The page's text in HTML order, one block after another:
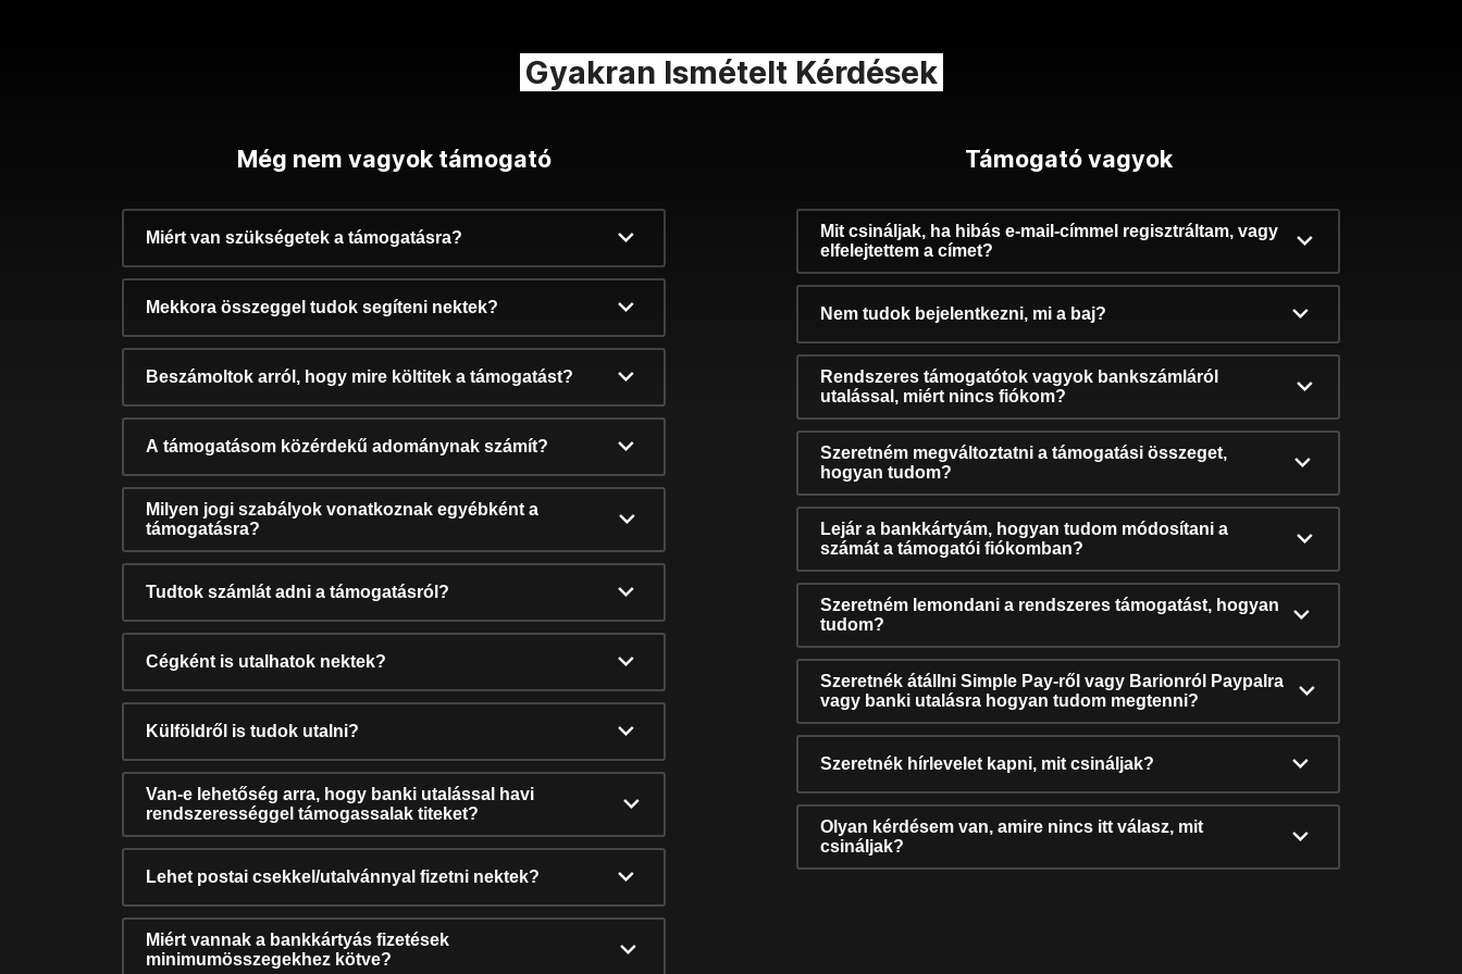
Gyakran Ismételt Kérdések
Még nem vagyok támogató
Miért van szükségetek a támogatásra?
Mekkora összeggel tudok segíteni nektek?
Beszámoltok arról, hogy mire költitek a támogatást?
A támogatásom közérdekű adománynak számít?
Milyen jogi szabályok vonatkoznak egyébként a
támogatásra?
Tudtok számlát adni a támogatásról?
Cégként is utalhatok nektek?
Külföldről is tudok utalni?
Van-e lehetőség arra, hogy banki utalással havi
rendszerességgel támogassalak titeket?
Lehet postai csekkel/utalvánnyal fizetni nektek?
Miért vannak a bankkártyás fizetések
minimumösszegekhez kötve?
Támogató vagyok
Mit csináljak, ha hibás e-mail-címmel regisztráltam, vagy
elfelejtettem a címet?
Nem tudok bejelentkezni, mi a baj?
Rendszeres támogatótok vagyok bankszámláról
utalással, miért nincs fiókom?
Szeretném megváltoztatni a támogatási összeget,
hogyan tudom?
Lejár a bankkártyám, hogyan tudom módosítani a
számát a támogatói fiókomban?
Szeretném lemondani a rendszeres támogatást, hogyan
tudom?
Szeretnék átállni Simple Pay-ről vagy Barionról Paypalra
vagy banki utalásra hogyan tudom megtenni?
Szeretnék hírlevelet kapni, mit csináljak?
Olyan kérdésem van, amire nincs itt válasz, mit
csináljak?